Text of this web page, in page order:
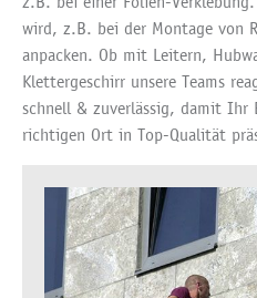
wird, z.B. bei der Montage von
anpacken. Ob mit Leitern,
Klettergeschirr unsere Teams
schnell & zuverlässig, damit
richtigen Ort in Top-Qualität